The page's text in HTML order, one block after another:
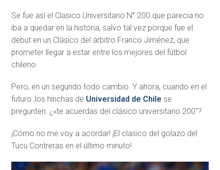
Se fue así el Clasico Universitario N° 200 que parecia no
iba a quedar en la historia, salvo tal vez porque fue el
debut en un Clásico del árbitro Franco Jiménez, que
prometer llegar a estar entre los mejores del fútbol
chileno.
Pero, en un segundo todo cambio. Y ahora, cuando en el
futuro ,los hinchas de Universidad de Chile se
pregunten: ¿»te acuerdas del clásico universitario 200″?
¡Cómo no me voy a acordar! ¡El clasico del golazo del
Tucu Contreras en el último minuto!